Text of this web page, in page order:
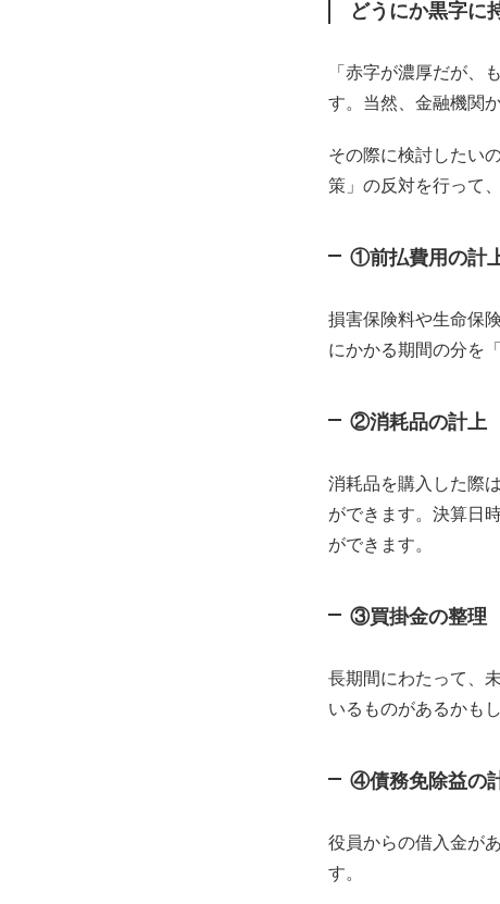
どうにか黒字に
「赤字が濃厚だが、
す。当然、金融機関
その際に検討したい
策」の反対を行って
①前払費用の計
損害保険料や生命保
にかかる期間の分を
②消耗品の計上
消耗品を購入した際
ができます。決算日
ができます。
③買掛金の整理
長期間にわたって、
いるものがあるかも
④債務免除益の
役員からの借入金が
す。